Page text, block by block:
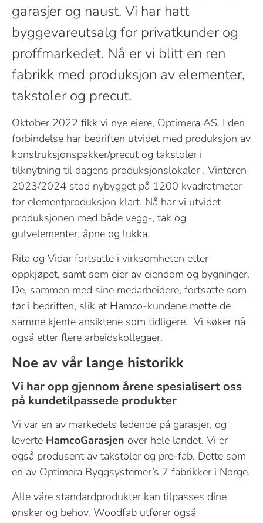
garasjer og naust. Vi har hatt
byggevareutsalg for privatkunder og
proffmarkedet. Nå er vi blitt en ren
fabrikk med produksjon av elementer,
takstoler og precut.
Oktober 2022 fikk vi nye eiere, Optimera AS. I den
forbindelse har bedriften utvidet med produksjon av
konstruksjonspakker/precut og takstoler i
tilknytning til dagens produksjonslokaler . Vinteren
2023/2024 stod nybygget på 1200 kvadratmeter
for elementproduksjon klart. Nå har vi utvidet
produksjonen med både vegg-, tak og
gulvelementer, åpne og lukka.
Rita og Vidar fortsatte i virksomheten etter
oppkjøpet, samt som eier av eiendom og bygninger.
De, sammen med sine medarbeidere, fortsatte som
før i bedriften, slik at Hamco-kundene møtte de
samme kjente ansiktene som tidligere. Vi søker nå
også etter flere arbeidskollegaer.
Noe av vår lange historikk
Vi har opp gjennom årene spesialisert oss
på kundetilpassede produkter
Vi var en av markedets ledende på garasjer, og
leverte HamcoGarasjen over hele landet. Vi er
også produsent av takstoler og pre-fab. Dette som
en av Optimera Byggsystemer’s 7 fabrikker i Norge.
Alle våre standardprodukter kan tilpasses dine
ønsker og behov. Woodfab utfører også